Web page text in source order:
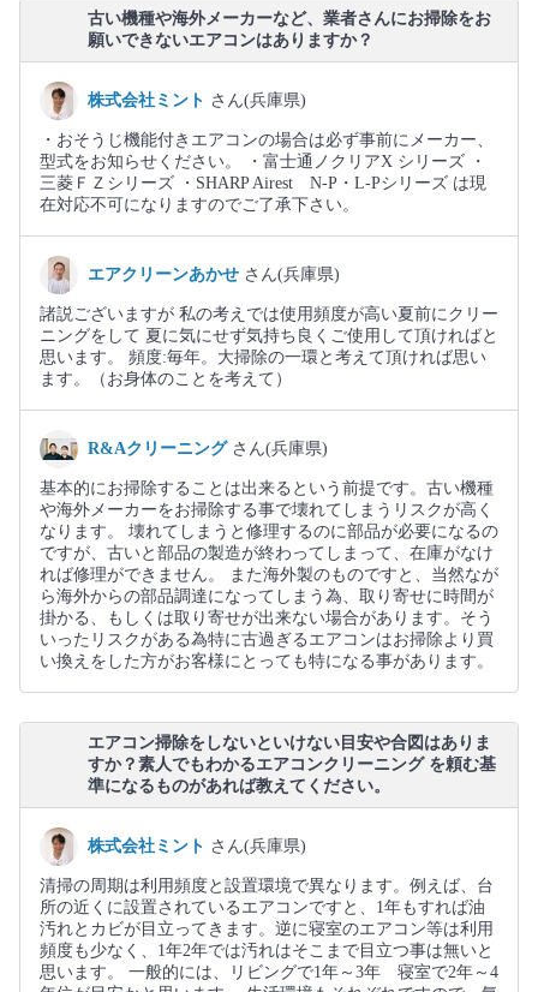
古い機種や海外メーカーなど、業者さんにお掃除をお
願いできないエアコンはありますか？
株式会社ミント さん(兵庫県)
・おそうじ機能付きエアコンの場合は必ず事前にメーカー、
型式をお知らせください。 ・富士通ノクリアX シリーズ ・
三菱ＦＺシリーズ ・SHARP Airest N-P・L-Pシリーズ は現
在対応不可になりますのでご了承下さい。
エアクリーンあかせ さん(兵庫県)
諸説ございますが 私の考えでは使用頻度が高い夏前にクリー
ニングをして 夏に気にせず気持ち良くご使用して頂ければと
思います。 頻度:毎年。大掃除の一環と考えて頂ければ思い
ます。（お身体のことを考えて）
R&Aクリーニング さん(兵庫県)
基本的にお掃除することは出来るという前提です。古い機種
や海外メーカーをお掃除する事で壊れてしまうリスクが高く
なります。 壊れてしまうと修理するのに部品が必要になるの
ですが、古いと部品の製造が終わってしまって、在庫がなけ
れば修理ができません。 また海外製のものですと、当然なが
ら海外からの部品調達になってしまう為、取り寄せに時間が
掛かる、もしくは取り寄せが出来ない場合があります。そう
いったリスクがある為特に古過ぎるエアコンはお掃除より買
い換えをした方がお客様にとっても特になる事があります。
エアコン掃除をしないといけない目安や合図はありま
すか？素人でもわかるエアコンクリーニング を頼む基
準になるものがあれば教えてください。
株式会社ミント さん(兵庫県)
清掃の周期は利用頻度と設置環境で異なります。例えば、台
所の近くに設置されているエアコンですと、1年もすれば油
汚れとカビが目立ってきます。逆に寝室のエアコン等は利用
頻度も少なく、1年2年では汚れはそこまで目立つ事は無いと
思います。 一般的には、リビングで1年～3年 寝室で2年～4